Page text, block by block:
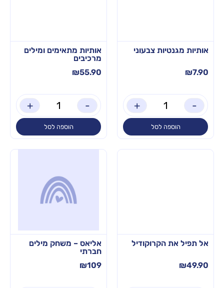
אותיות מגנטיות צבעוני
₪7.90
-
+
הוספה לסל
אותיות מתאימים ומילים
מרכיבים
₪55.90
-
+
הוספה לסל
אל תפיל את הקרוקודיל
₪49.90
אליאס – משחק מילים
חברתי
₪109